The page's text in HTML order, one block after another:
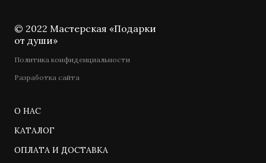
© 2022 Мастерская «Подарки
от души»
Политика конфиденциальности
Разработка сайта
О НАС
КАТАЛОГ
ОПЛАТА И ДОСТАВКА